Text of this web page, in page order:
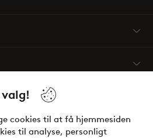
cookies til at få hjemmesiden
til analyse, personligt